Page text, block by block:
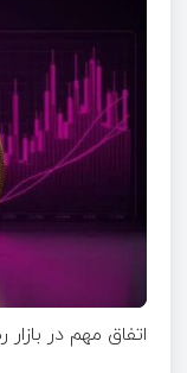
اتفاق مهم در